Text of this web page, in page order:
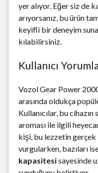
yer alıyor. Eğer siz de
arıyorsanız, bu ürün
keyifli bir deneyim
kılabilirsiniz.
Kullanıcı
Vozol Gear Power
arasında oldukça
Kullanıcılar, bu cihazın
aroması ile ilgili
kişi, bu lezzetin
vurgularken, bazıları
kapasitesisayesinde